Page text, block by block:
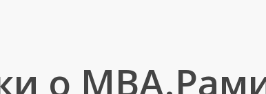
о